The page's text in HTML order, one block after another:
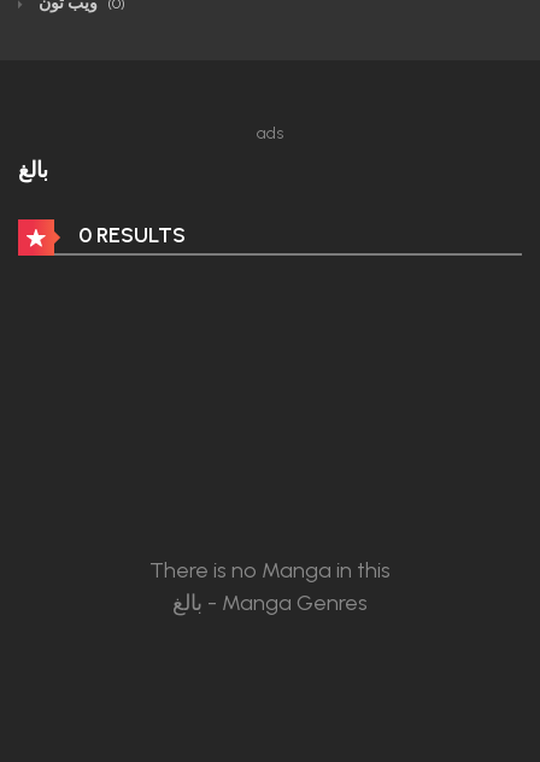
(0)
ads
بالغ
0 RESULTS
There is no Manga in this
بالغ - Manga Genres